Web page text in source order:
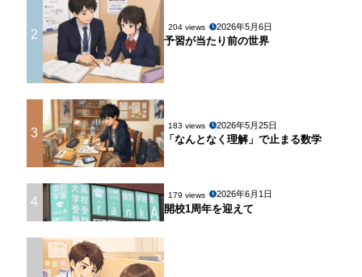
2 204 views 2026年5月6日
予習が当たり前の世界
3 183 views 2026年5月25日
「なんとなく理解」で止まる数学
4 179 views 2026年6月1日
開校1周年を迎えて